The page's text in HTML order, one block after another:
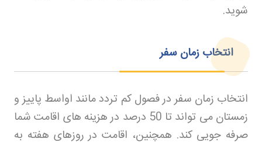
شوید.
انتخاب زمان سفر
انتخاب زمان سفر در فصول کم تردد مانند اواسط پاییز و
زمستان می تواند تا 50 درصد در هزینه های اقامت شما
صرفه جویی کند. همچنین، اقامت در روزهای هفته به